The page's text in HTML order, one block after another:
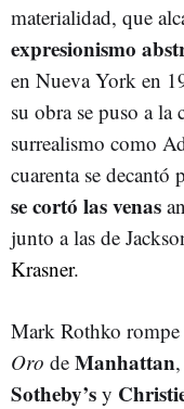
materialidad, que
expresionismo
en Nueva York en
su obra se puso a
surrealismo como
cuarenta se decantó
se cortó las venas
junto a las de
Krasner.
Mark Rothko rompe
Oro de Manhattan
Sotheby’s y